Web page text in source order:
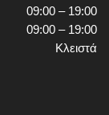
09:00 – 19:00
09:00 – 19:00
Κλειστά